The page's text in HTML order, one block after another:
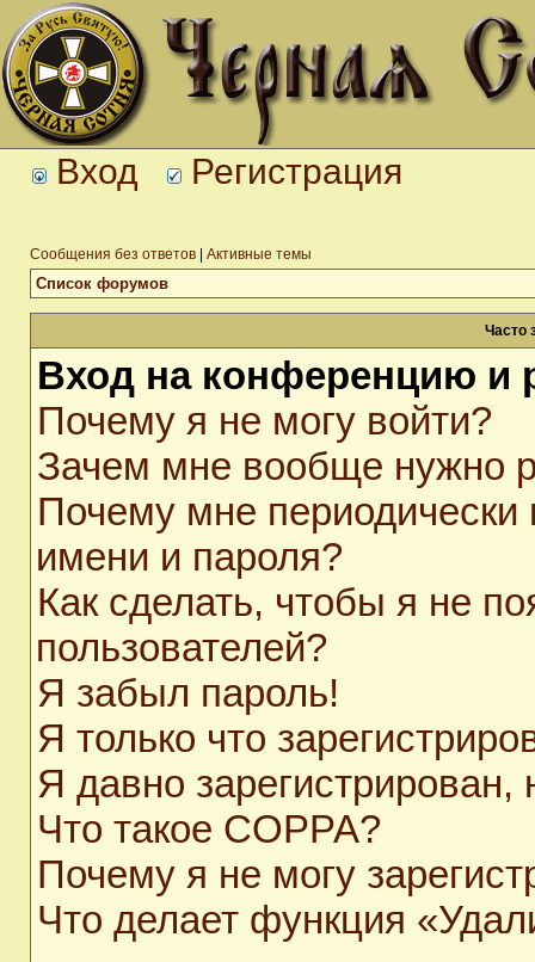
Вход Регистрация
Сообщения без ответов Активные темы
Список форумов
Часто
Вход на конференцию и
Почему я не могу войти?
Зачем мне вообще нужно
Почему мне периодически
имени и пароля?
Как сделать, чтобы я не
пользователей?
Я забыл пароль!
Я только что
Я давно
Что такое COPPA?
Почему я не могу
Что делает функция